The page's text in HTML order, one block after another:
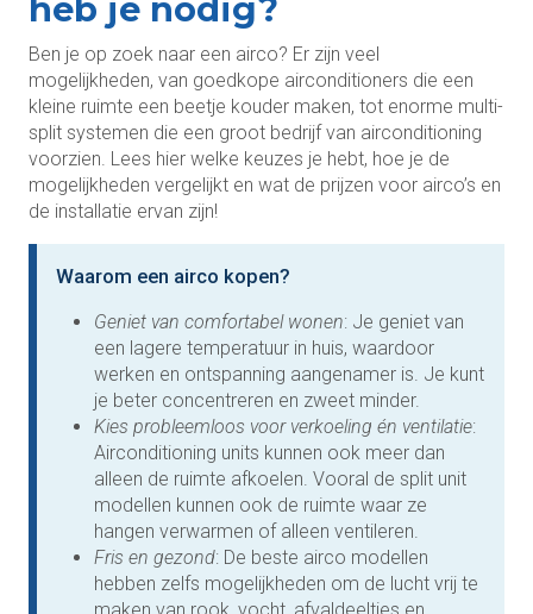
heb je nodig?
Ben je op zoek naar een airco? Er zijn veel
mogelijkheden, van goedkope airconditioners die een
kleine ruimte een beetje kouder maken, tot enorme multi-
split systemen die een groot bedrijf van airconditioning
voorzien. Lees hier welke keuzes je hebt, hoe je de
mogelijkheden vergelijkt en wat de prijzen voor airco’s en
de installatie ervan zijn!
Waarom een airco kopen?
Geniet van comfortabel wonen: Je geniet van
een lagere temperatuur in huis, waardoor
werken en ontspanning aangenamer is. Je kunt
je beter concentreren en zweet minder.
Kies probleemloos voor verkoeling én ventilatie:
Airconditioning units kunnen ook meer dan
alleen de ruimte afkoelen. Vooral de split unit
modellen kunnen ook de ruimte waar ze
hangen verwarmen of alleen ventileren.
Fris en gezond: De beste airco modellen
hebben zelfs mogelijkheden om de lucht vrij te